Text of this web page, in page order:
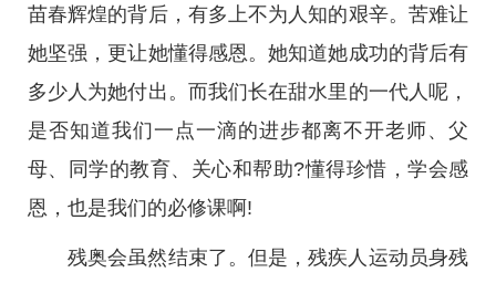
苗春辉煌的背后，有多上不为人知的艰辛。苦难让
她坚强，更让她懂得感恩。她知道她成功的背后有
多少人为她付出。而我们长在甜水里的一代人呢，
是否知道我们一点一滴的进步都离不开老师、父
母、同学的教育、关心和帮助?懂得珍惜，学会感
恩，也是我们的必修课啊!
残奥会虽然结束了。但是，残疾人运动员身残